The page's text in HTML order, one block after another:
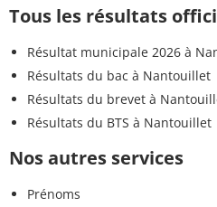
Tous les résultats
Résultat municipale 2026 à
Résultats du bac à Nantouillet
Résultats du brevet à
Résultats du BTS à Nantouillet
Nos autres services
Prénoms